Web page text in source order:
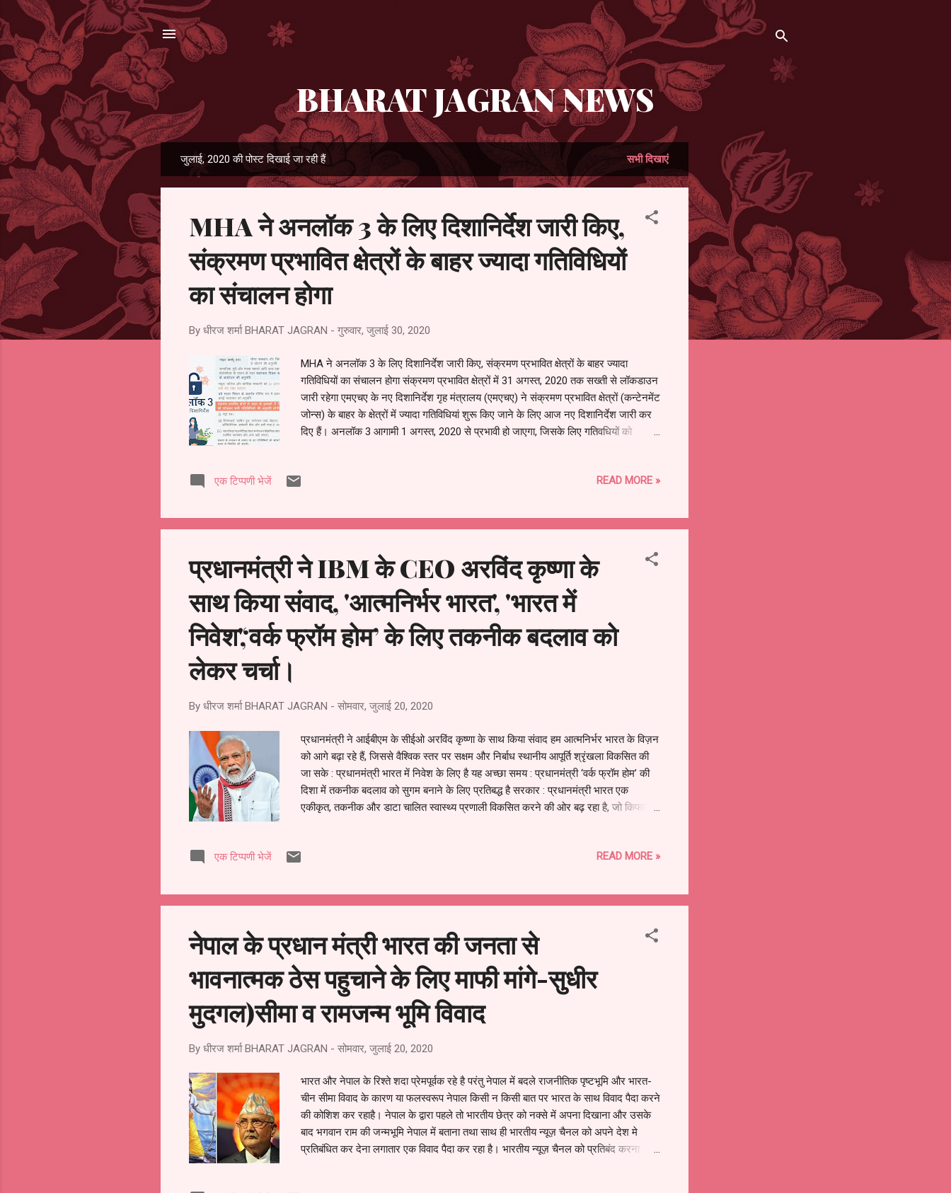
BHARAT JAGRAN NEWS
दे
जुलाई, 2020 की पोस्ट दिखाई जा रही हैं सभी दिखाएं
MHA ने अनलॉक 3 के लिए दिशानिर्देश जारी किए,
संक्रमण प्रभावित क्षेत्रों के बाहर ज्यादा गतिविधियों
का संचालन होगा
By धीरज शर्माBHARAT JAGRAN - गुरुवार, जुलाई 30, 2020
MHA ने अनलॉक 3 के लिए दिशानिर्देश जारी किए, संक्रमण प्रभावित क्षेत्रों के बाहर ज्यादा
गतिविधियों का संचालन होगा संक्रमण प्रभावित क्षेत्रों में 31 अगस्त, 2020 तक सख्ती से लॉकडाउन
जारी रहेगा एमएचए के नए दिशानिर्देश गृह मंत्रालय (एमएचए) ने संक्रमण प्रभावित क्षेत्रों (कन्टेनमेंट
जोन्स) के बाहर के क्षेत्रों में ज्यादा गतिविधियां शुरू किए जाने के लिए आज नए दिशानिर्देश जारी कर
दिए हैं। अनलॉक 3 आगामी 1 अगस्त, 2020 से प्रभावी हो जाएगा, जिसके लिए गतिवधियों को
विचार विमर्शों पर आधारित हैं। नए दिशानिर्देशों की मुख्य विशेषताएं रात के दौरान लोगों की आवाजाही
खोलने की अनुमति दे दी जाएगी। इस संबंध में, स्वास्थ्य एवं परिवार कल्याण मंत्रालय
(एमओएचएफडब्ल्यू) द्वारा सामाजिक दूरी सुनिश्चित करने और कोविड-19 के प्रसार पर रोकथा...
एक टिप्पणी भेजें READ MORE »
प्रधानमंत्री ने IBM के CEO अरविंद कृष्णा के
साथ किया संवाद, 'आत्मनिर्भर भारत', 'भारत में
निवेश',‘वर्क फ्रॉम होम’ के लिए तकनीक बदलाव को
लेकर चर्चा।
By धीरज शर्माBHARAT JAGRAN - सोमवार, जुलाई 20, 2020
प्रधानमंत्री ने आईबीएम के सीईओ अरविंद कृष्णा के साथ किया संवाद हम आत्मनिर्भर भारत के विज़न
को आगे बढ़ा रहे हैं, जिससे वैश्विक स्तर पर सक्षम और निर्बाध स्थानीय आपूर्ति श्रृंखला विकसित की
जा सके : प्रधानमंत्री भारत में निवेश के लिए है यह अच्छा समय : प्रधानमंत्री ‘वर्क फ्रॉम होम’ की
दिशा में तकनीक बदलाव को सुगम बनाने के लिए प्रतिबद्ध है सरकार : प्रधानमंत्री भारत एक
एकीकृत, तकनीक और डाटा चालित स्वास्थ्य प्रणाली विकसित करने की ओर बढ़ रहा है, जो किफायती
नरेन्द्र मोदी ने आज वीडियो कॉन्फ्रेंसिंग के माध्यम से आईबीएम के सीईओ श्री अरविंद कृष्णा के साथ
शुभकामनाएं दीं। उन्होंने भारत के साथ आईबीएम के मजबूत जुड़ाव और देश में उसकी व्यापक
उपस्थिति का उल्लेख किया। देश के 20 शहरों में कंपनी के एक लाख कर्मचारी काम कर रहे हैं...
एक टिप्पणी भेजें READ MORE »
नेपाल के प्रधान मंत्री भारत की जनता से
भावनात्मक ठेस पहुचाने के लिए माफी मांगे-सुधीर
मुदगल)सीमा व रामजन्म भूमि विवाद
By धीरज शर्माBHARAT JAGRAN - सोमवार, जुलाई 20, 2020
भारत और नेपाल के रिश्ते शदा प्रेमपूर्वक रहे है परंतु नेपाल में बदले राजनीतिक पृष्टभूमि और भारत-
चीन सीमा विवाद के कारण या फलस्वरूप नेपाल किसी न किसी बात पर भारत के साथ विवाद पैदा करने
की कोशिश कर रहाहै। नेपाल के द्वारा पहले तो भारतीय छेत्र को नक्से में अपना दिखाना और उसके
बाद भगवान राम की जन्मभूमि नेपाल में बताना तथा साथ ही भारतीय न्यूज़ चैनल को अपने देश मे
प्रतिबंधित कर देना लगातार एक विवाद पैदा कर रहा है। भारतीय न्यूज़ चैनल को प्रतिबंद करना